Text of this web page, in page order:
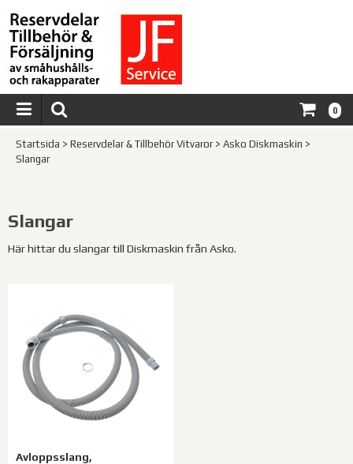
0
Startsida > Reservdelar & Tillbehör Vitvaror> Asko Diskmaskin >
Slangar
Slangar
Här hittar du slangar till Diskmaskin från Asko.
Avloppsslang,